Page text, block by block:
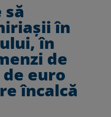
să
în
în
de
de euro
încalcă